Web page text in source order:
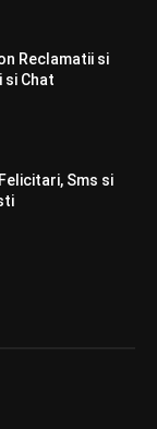
Reclamatii si
si Chat
Sms si